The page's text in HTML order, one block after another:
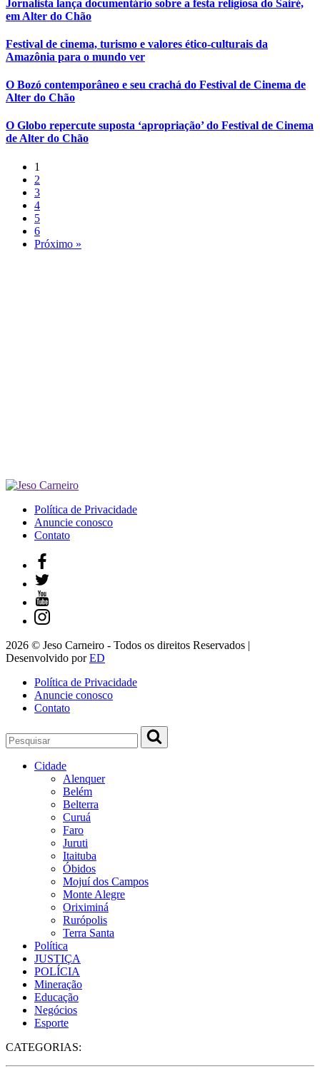
Jornalista lança documentário sobre a festa religiosa do Sairé,
em Alter do Chão
Festival de cinema, turismo e valores ético-culturais da
Amazônia para o mundo ver
O Bozó contemporâneo e seu crachá do Festival de Cinema de
Alter do Chão
O Globo repercute suposta ‘apropriação’ do Festival de Cinema
de Alter do Chão
1
2
3
4
5
6
Próximo »
Política de Privacidade
Anuncie conosco
Contato
2026 © Jeso Carneiro - Todos os direitos Reservados |
Desenvolvido porED
Política de Privacidade
Anuncie conosco
Contato
Cidade
Alenquer
Belém
Belterra
Curuá
Faro
Juruti
Itaituba
Óbidos
Mojuí dos Campos
Monte Alegre
Oriximiná
Rurópolis
Terra Santa
Política
JUSTIÇA
POLÍCIA
Mineração
Educação
Negócios
Esporte
CATEGORIAS: